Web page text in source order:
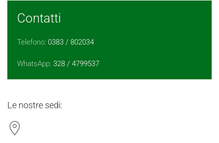
Contatti
Telefono: 0383 / 802034
WhatsApp: 328 / 4799537
Le nostre sedi: